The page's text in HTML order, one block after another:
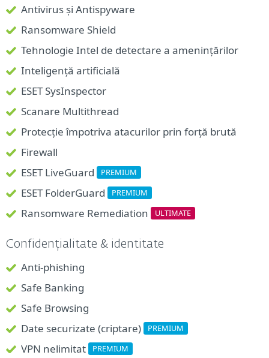
Antivirus și Antispyware
Ransomware Shield
Tehnologie Intel de detectare a amenințărilor
Inteligență artificială
ESET SysInspector
Scanare Multithread
Protecție împotriva atacurilor prin forță brută
Firewall
ESET LiveGuard
PREMIUM
ESET FolderGuard PREMIUM
Ransomware Remediation ULTIMATE
Confidențialitate & identitate
Anti-phishing
Safe Banking
Safe Browsing
Date securizate (criptare)
PREMIUM
VPN nelimitat PREMIUM